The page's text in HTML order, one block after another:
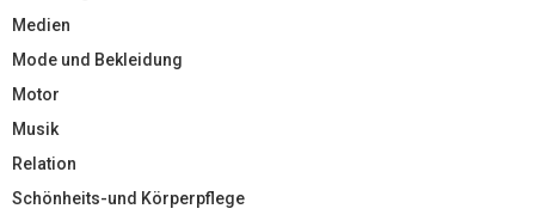
Medien
Mode und Bekleidung
Motor
Musik
Relation
Schönheits-und Körperpflege